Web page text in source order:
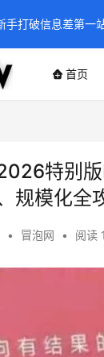
首页
特别
规模化全
• 冒泡网 • 阅读
手打破信息差第一